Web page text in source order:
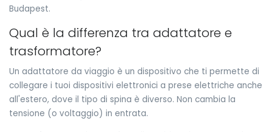
Budapest.
Qual è la differenza tra adattatore e
trasformatore?
Un adattatore da viaggio è un dispositivo che ti permette di
collegare i tuoi dispositivi elettronici a prese elettriche anche
all'estero, dove il tipo di spina è diverso. Non cambia la
tensione (o voltaggio) in entrata.